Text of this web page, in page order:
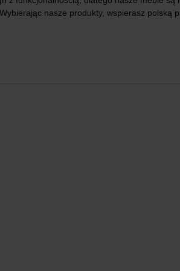
nasze produkty, wspierasz polską